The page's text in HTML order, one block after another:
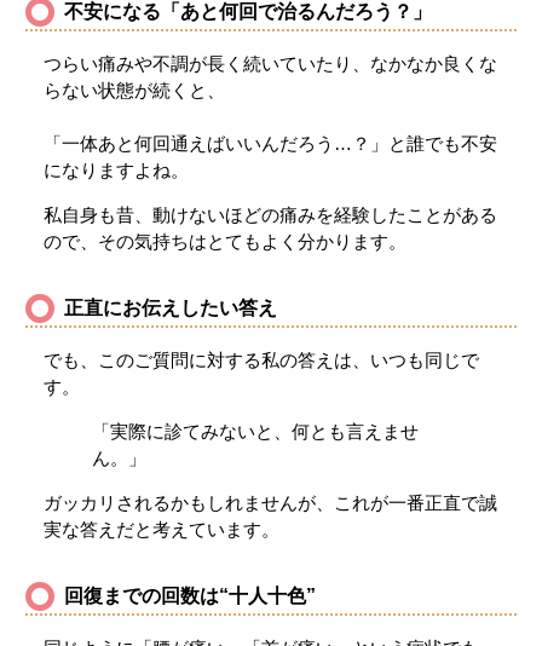
不安になる「あと何回で治るんだろう？」
つらい痛みや不調が長く続いていたり、なかなか良くな
らない状態が続くと、
「一体あと何回通えばいいんだろう…？」と誰でも不安
になりますよね。
私自身も昔、動けないほどの痛みを経験したことがある
ので、その気持ちはとてもよく分かります。
正直にお伝えしたい答え
でも、このご質問に対する私の答えは、いつも同じで
す。
「実際に診てみないと、何とも言えませ
ん。」
ガッカリされるかもしれませんが、これが一番正直で誠
実な答えだと考えています。
回復までの回数は“十人十色”